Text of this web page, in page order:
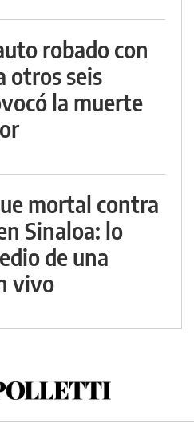
robado con
otros seis
la muerte
mortal contra
Sinaloa: lo
de una
vivo